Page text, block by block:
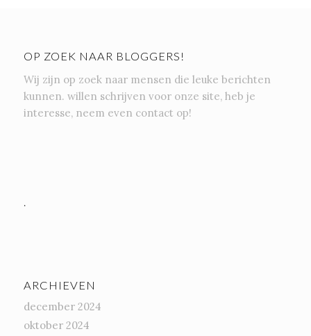
OP ZOEK NAAR BLOGGERS!
Wij zijn op zoek naar mensen die leuke berichten
kunnen. willen schrijven voor onze site, heb je
interesse, neem even contact op!
.
ARCHIEVEN
december 2024
oktober 2024